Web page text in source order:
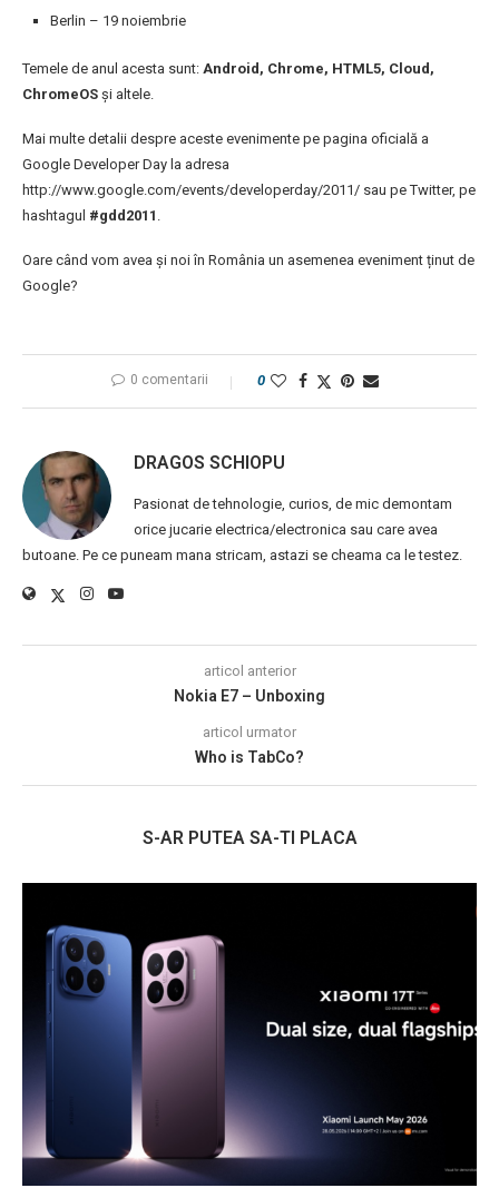
Berlin – 19 noiembrie
Temele de anul acesta sunt: Android, Chrome, HTML5, Cloud,
ChromeOS și altele.
Mai multe detalii despre aceste evenimente pe pagina oficială a
Google Developer Day la adresa
http://www.google.com/events/developerday/2011/ sau pe Twitter, pe
hashtagul #gdd2011 .
Oare când vom avea și noi în România un asemenea eveniment ținut de
Google?
0 comentarii 0
DRAGOS SCHIOPU
Pasionat de tehnologie, curios, de mic demontam
orice jucarie electrica/electronica sau care avea
butoane. Pe ce puneam mana stricam, astazi se cheama ca le testez.
articol anterior
Nokia E7 – Unboxing
articol urmator
Who is TabCo?
S-AR PUTEA SA-TI PLACA